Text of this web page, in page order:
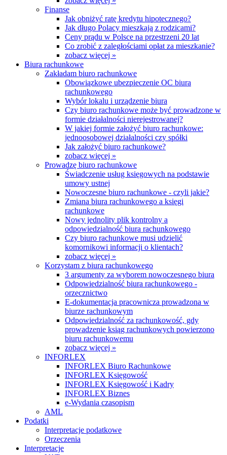
Finanse
Jak obniżyć ratę kredytu hipotecznego?
Jak długo Polacy mieszkają z rodzicami?
Ceny prądu w Polsce na przestrzeni 20 lat
Co zrobić z zaległościami opłat za mieszkanie?
zobacz więcej »
Biura rachunkowe
Zakładam biuro rachunkowe
Obowiązkowe ubezpieczenie OC biura
rachunkowego
Wybór lokalu i urządzenie biura
Czy biuro rachunkowe może być prowadzone w
formie działalności nierejestrowanej?
W jakiej formie założyć biuro rachunkowe:
jednoosobowej działalności czy spółki
Jak założyć biuro rachunkowe?
zobacz więcej »
Prowadzę biuro rachunkowe
Świadczenie usług księgowych na podstawie
umowy ustnej
Nowoczesne biuro rachunkowe - czyli jakie?
Zmiana biura rachunkowego a księgi
rachunkowe
Nowy jednolity plik kontrolny a
odpowiedzialność biura rachunkowego
Czy biuro rachunkowe musi udzielić
komornikowi informacji o klientach?
zobacz więcej »
Korzystam z biura rachunkowego
3 argumenty za wyborem nowoczesnego biura
Odpowiedzialność biura rachunkowego -
orzecznictwo
E-dokumentacja pracownicza prowadzona w
biurze rachunkowym
Odpowiedzialność za rachunkowość, gdy
prowadzenie ksiąg rachunkowych powierzono
biuru rachunkowemu
zobacz więcej »
INFORLEX
INFORLEX Biuro Rachunkowe
INFORLEX Księgowość
INFORLEX Księgowość i Kadry
INFORLEX Biznes
e-Wydania czasopism
AML
Podatki
Interpretacje podatkowe
Orzeczenia
Interpretacje